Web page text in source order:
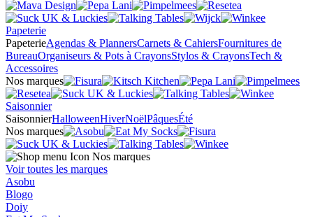
Papeterie
PapeterieAgendas & PlannersCarnets & CahiersFournitures de
BureauOrganiseurs & Pots à CrayonsStylos & CrayonsTech &
Accessoires
Nos marques
Saisonnier
SaisonnierHalloweenHiverNoëlPâquesÉté
Nos marques
Nos marques
Voir toutes les marques
Asobu
Blogo
Doiy